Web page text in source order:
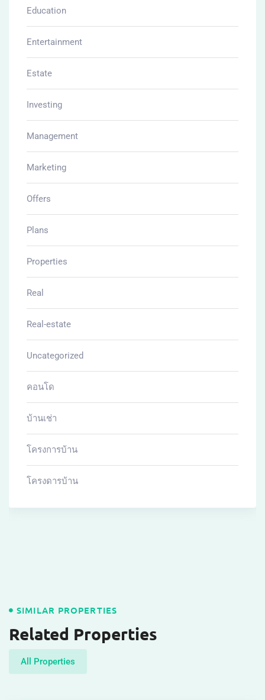
Education
Entertainment
Estate
Investing
Management
Marketing
Offers
Plans
Properties
Real
Real-estate
Uncategorized
คอนโด
บ้านเช่า
โครงการบ้าน
โครงดารบ้าน
SIMILAR PROPERTIES
Related Properties
All Properties